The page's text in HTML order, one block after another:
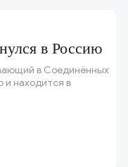
в Россию
в Соединённых
и находится в